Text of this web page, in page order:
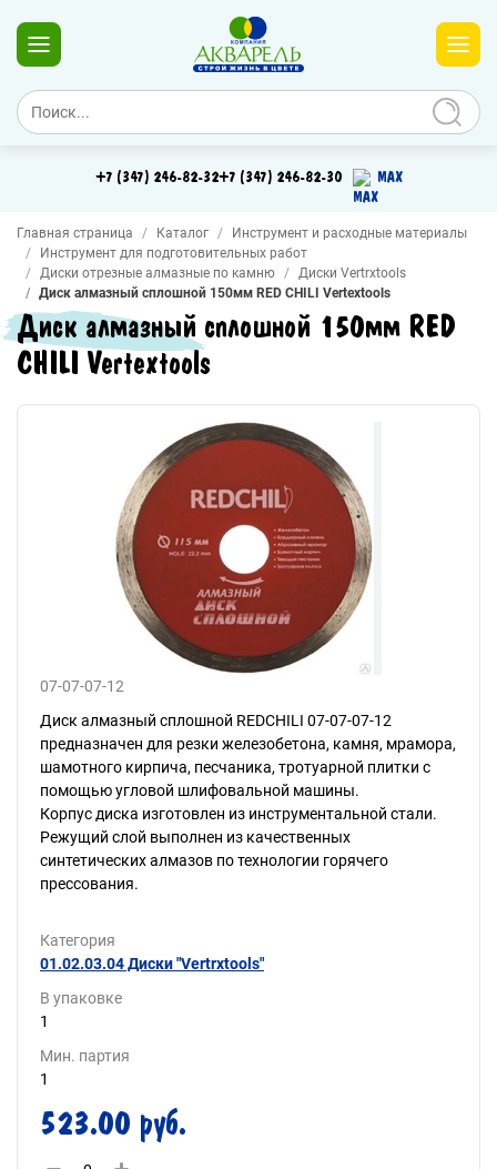
+7 (347) 246-82-32+7 (347) 246-82-30 MAX
Главная страница Каталог
Инструмент и расходные материалы
Инструмент для подготовительных работ
Диски отрезные алмазные по камню
Диски Vertrxtools
Диск алмазный сплошной 150мм RED CHILI Vertextools
Диск алмазный сплошной 150мм RED
CHILI Vertextools
07-07-07-12
Диск алмазный сплошной REDCHILI 07-07-07-12
предназначен для резки железобетона, камня, мрамора,
шамотного кирпича, песчаника, тротуарной плитки с
помощью угловой шлифовальной машины.
Корпус диска изготовлен из инструментальной стали.
Режущий слой выполнен из качественных
синтетических алмазов по технологии горячего
прессования.
Категория
01.02.03.04 Диски "Vertrxtools"
В упаковке
1
Мин. партия
1
523.00 руб.